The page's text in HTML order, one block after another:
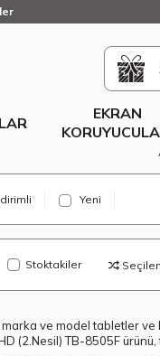
EKRAN
Yeni
Stoktakiler
ve model tabletler ve
(2.Nesil) TB-8505F